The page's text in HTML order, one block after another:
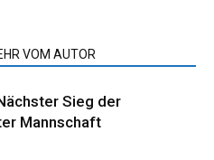
VOM AUTOR
Sieg der
Mannschaft